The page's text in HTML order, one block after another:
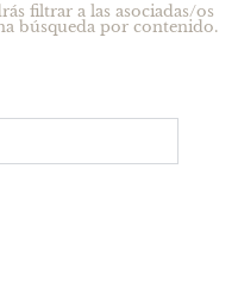
filtrar a las asociadas/os
búsqueda por contenido.